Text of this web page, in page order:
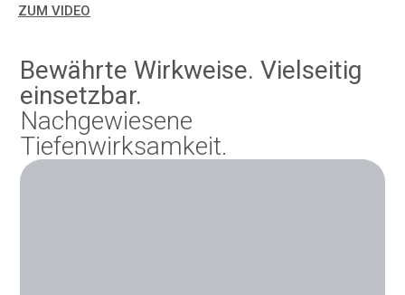
ZUM VIDEO
Bewährte Wirkweise. Vielseitig
einsetzbar.
Nachgewiesene
Tiefenwirksamkeit.